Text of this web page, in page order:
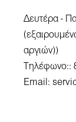
Δευτέρα -
αργιών))
Τηλέφωνο::
Email: